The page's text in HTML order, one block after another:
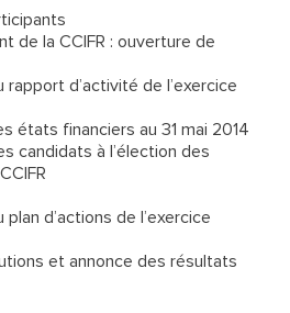
de la CCIFR : ouverture de
d’activité de l’exercice
états financiers au 31 mai 2014
candidats à l’élection des
d’actions de l’exercice
et annonce des résultats